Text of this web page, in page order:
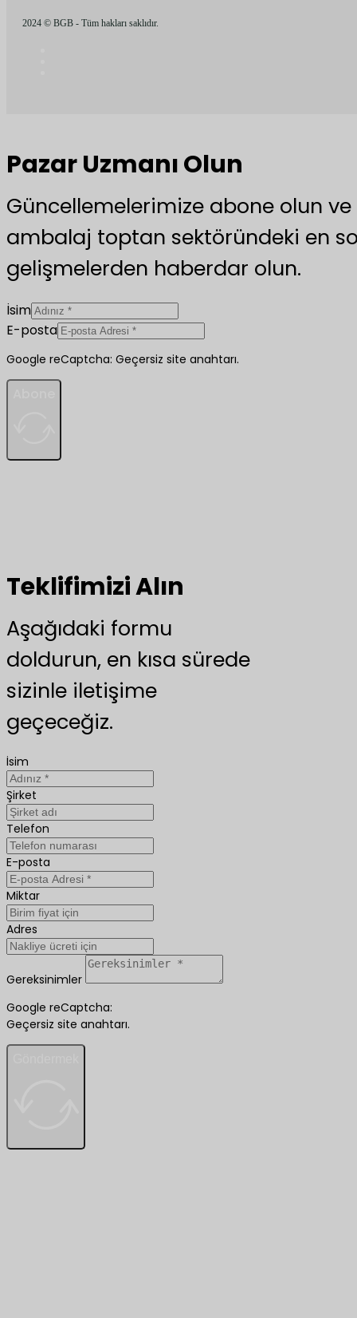
2024 © BGB - Tüm hakları saklıdır.
Pazar Uzmanı Olun
Güncellemelerimize abone olun
ambalaj toptan sektöründeki en
gelişmelerden haberdar olun.
İsim
E-posta
Google reCaptcha: Geçersiz site anahtarı.
Teklifimizi Alın
Aşağıdaki formu
doldurun, en kısa sürede
sizinle iletişime
geçeceğiz.
İsim
Şirket
Telefon
E-posta
Miktar
Adres
Gereksinimler
Google reCaptcha:
Geçersiz site anahtarı.